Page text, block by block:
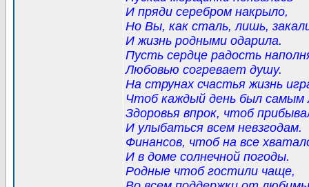
И пряди серебром накрыло,
Но Вы, как сталь, лишь,
И жизнь родными одарила.
Пусть сердце радость
Любовью согревает душу.
На струнах счастья жизнь
Чтоб каждый день был самым
Здоровья впрок, чтоб
И улыбаться всем невзгодам.
Финансов, чтоб на все
И в доме солнечной погоды.
Родные чтоб гостили чаще,